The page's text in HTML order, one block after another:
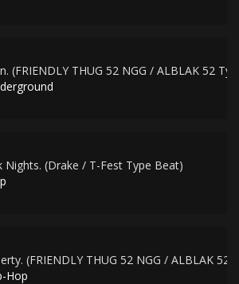
(FRIENDLY THUG 52 NGG / ALBLAK 52
Nights. (Drake / T-Fest Type Beat)
(FRIENDLY THUG 52 NGG / ALBLAK 52
Hop